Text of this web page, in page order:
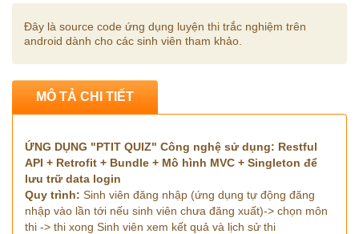
Đây là source code ứng dụng luyện thi trắc nghiệm trên
android dành cho các sinh viên tham khảo.
MÔ TẢ CHI TIẾT
ỨNG DỤNG "PTIT QUIZ" Công nghệ sử dụng: Restful
API + Retrofit + Bundle + Mô hình MVC + Singleton để
lưu trữ data login
Quy trình: Sinh viên đăng nhập (ứng dụng tự động đăng
nhập vào lần tới nếu sinh viên chưa đăng xuất)-> chọn môn
thi -> thi xong Sinh viên xem kết quả và lịch sử thi